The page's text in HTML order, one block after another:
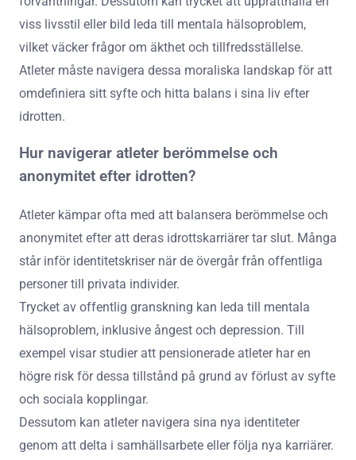
viss livsstil eller bild leda till mentala hälsoproblem,
vilket väcker frågor om äkthet och tillfredsställelse.
Atleter måste navigera dessa moraliska landskap för att
omdefiniera sitt syfte och hitta balans i sina liv efter
idrotten.
Hur navigerar atleter berömmelse och
anonymitet efter idrotten?
Atleter kämpar ofta med att balansera berömmelse och
anonymitet efter att deras idrottskarriärer tar slut. Många
står inför identitetskriser när de övergår från offentliga
personer till privata individer.
Trycket av offentlig granskning kan leda till mentala
hälsoproblem, inklusive ångest och depression. Till
exempel visar studier att pensionerade atleter har en
högre risk för dessa tillstånd på grund av förlust av syfte
och sociala kopplingar.
Dessutom kan atleter navigera sina nya identiteter
genom att delta i samhällsarbete eller följa nya karriärer.